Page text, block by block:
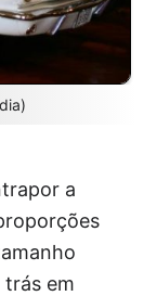
a
trás em